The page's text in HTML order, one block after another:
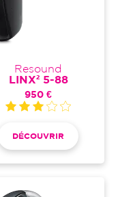
Resound
LINX² 5-88
950 €
DÉCOUVRIR